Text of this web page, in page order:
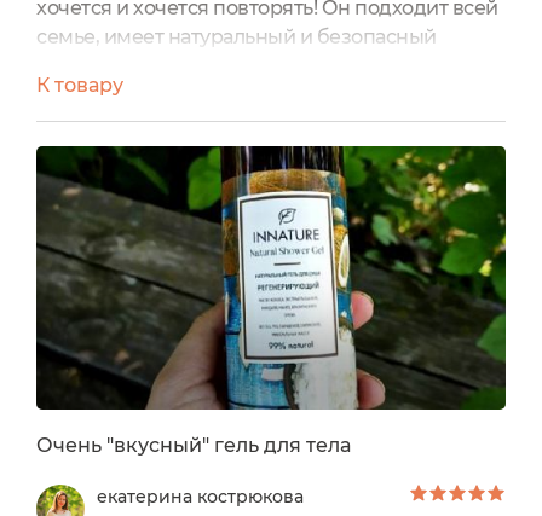
хочется и хочется повторять! Он подходит всей
семье, имеет натуральный и безопасный
который переносит все мысли на райский
остров.
Гель для душа очищает кожу от загрязнений и
обогащает ее антиоксидантами, способствует
ее гладкости.
Сам гель имеет крышку типа диск-топ, в
момент открытия тут ощущаешь его классный
аромат. Гель прозрачный, хорошо пенится без
применения губки. Смывается также легко, не
оставляет ощущения стянутости.
Объем 250 мл, цена от 247 до 349 рублей, срок
К товару
Очень "вкусный" гель для тела
екатерина кострюкова